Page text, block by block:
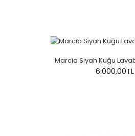
Marcia Siyah Kuğu
6.000,00TL